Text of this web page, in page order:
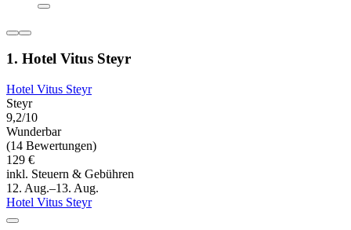
1. Hotel Vitus Steyr
Hotel Vitus Steyr
Steyr
9,2/10
Wunderbar
(14 Bewertungen)
129 €
inkl. Steuern & Gebühren
12. Aug.–13. Aug.
Hotel Vitus Steyr